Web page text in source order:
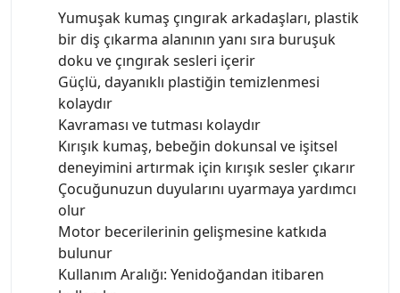
Yumuşak kumaş çıngırak arkadaşları, plastik
bir diş çıkarma alanının yanı sıra buruşuk
doku ve çıngırak sesleri içerir
Güçlü, dayanıklı plastiğin temizlenmesi
kolaydır
Kavraması ve tutması kolaydır
Kırışık kumaş, bebeğin dokunsal ve işitsel
deneyimini artırmak için kırışık sesler çıkarır
Çocuğunuzun duyularını uyarmaya yardımcı
olur
Motor becerilerinin gelişmesine katkıda
bulunur
Kullanım Aralığı: Yenidoğandan itibaren